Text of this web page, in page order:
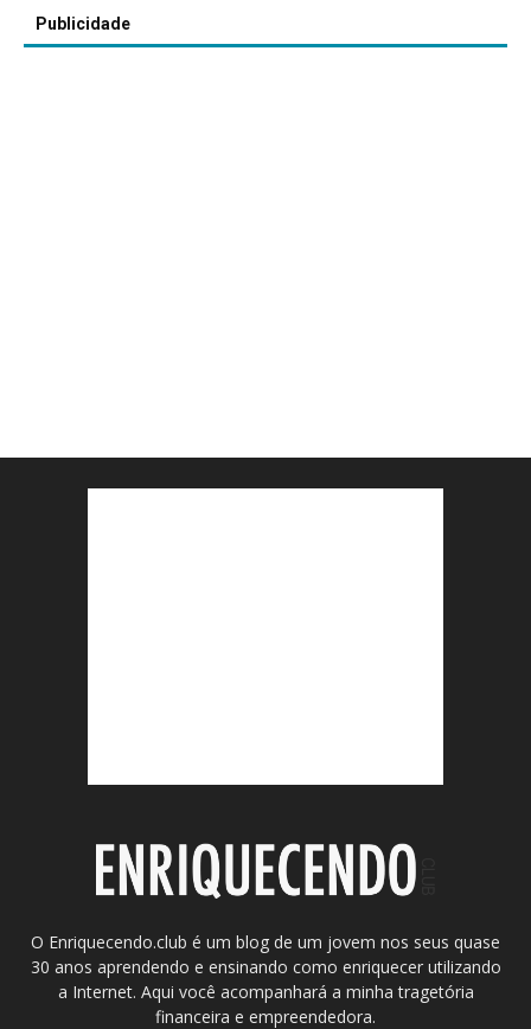
Publicidade
O Enriquecendo.club é um blog de um jovem nos seus quase
30 anos aprendendo e ensinando como enriquecer utilizando
a Internet. Aqui você acompanhará a minha tragetória
financeira e empreendedora.